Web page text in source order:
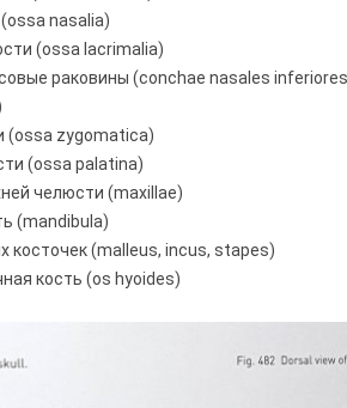
nasalia)
(ossa lacrimalia)
раковины (conchae nasales
(ossa zygomatica)
(ossa palatina)
челюсти (maxillae)
(mandibula)
косточек (malleus, incus, stapes)
кость (os hyoides)